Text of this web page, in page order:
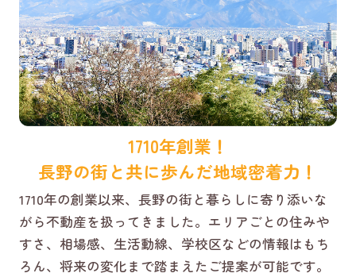
1710年創業！
長野の街と共に歩んだ地域密着力！
1710年の創業以来、長野の街と暮らしに寄り添いな
がら不動産を扱ってきました。エリアごとの住みや
すさ、相場感、生活動線、学校区などの情報はもち
ろん、将来の変化まで踏まえたご提案が可能です。